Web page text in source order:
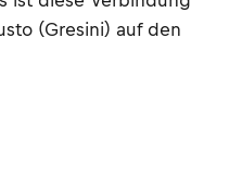
(Gresini) auf den